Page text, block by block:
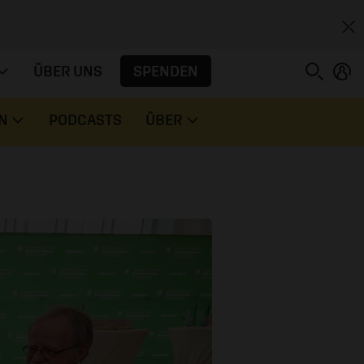
ÜBER UNS SPENDEN
PODCASTS ÜBER